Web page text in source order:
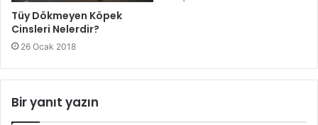
Tüy Dökmeyen Köpek
Cinsleri Nelerdir?
26 Ocak 2018
Bir yanıt yazın